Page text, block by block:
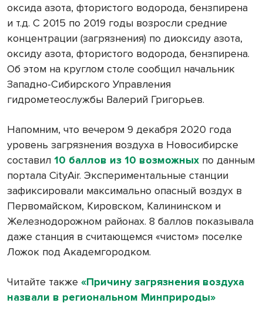
оксида азота, фтористого водорода, бензпирена
и т.д. С 2015 по 2019 годы возросли средние
концентрации (загрязнения) по диоксиду азота,
оксиду азота, фтористого водорода, бензпирена.
Об этом на круглом столе сообщил начальник
Западно-Сибирского Управления
гидрометеослужбы Валерий Григорьев.
Напомним, что вечером 9 декабря 2020 года
уровень загрязнения воздуха в Новосибирске
составил 10 баллов из 10 возможных по данным
портала CityAir. Экспериментальные станции
зафиксировали максимально опасный воздух в
Первомайском, Кировском, Калининском и
Железнодорожном районах. 8 баллов показывала
даже станция в считающемся «чистом» поселке
Ложок под Академгородком.
Читайте также «Причину загрязнения воздуха
назвали в региональном Минприроды»